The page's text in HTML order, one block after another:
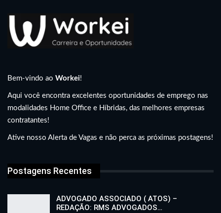
Bem-vindo ao Workei!
Aqui você encontra excelentes oportunidades de emprego nas
modalidades Home Office e Híbridas, das melhores empresas
contratantes!
Ative nosso Alerta de Vagas e não perca as próximas postagens!
Postagens Recentes
ADVOGADO ASSOCIADO ( ATOS) –
REDAÇÃO: RMS ADVOGADOS…